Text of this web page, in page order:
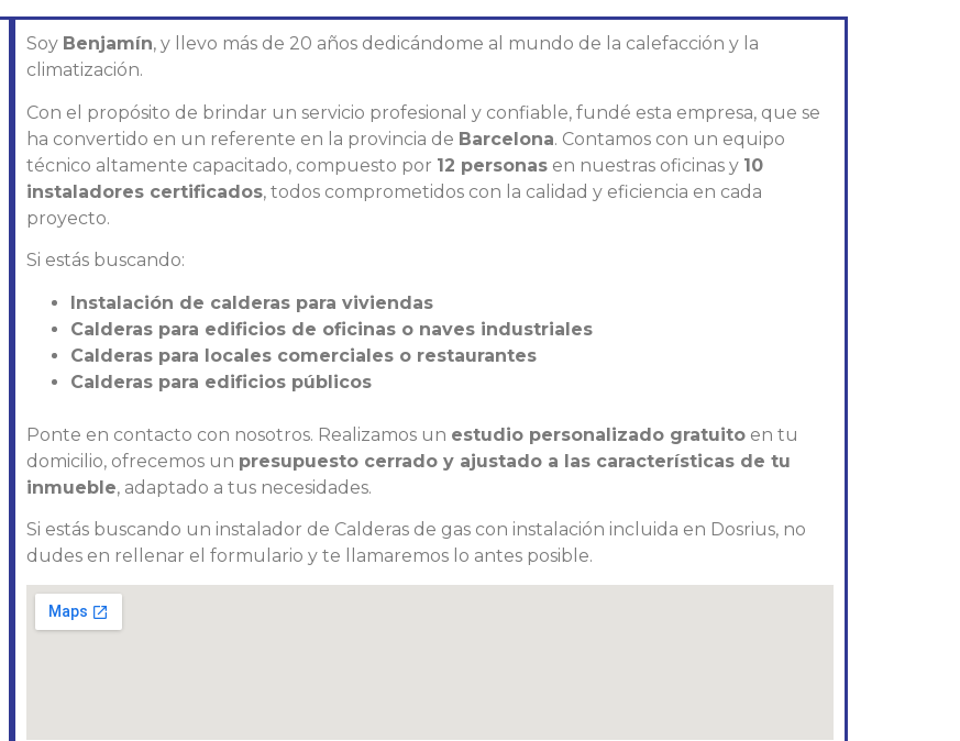
Soy Benjamín, y llevo más de 20 años dedicándome al mundo de la calefacción y la
climatización.
Con el propósito de brindar un servicio profesional y confiable, fundé esta empresa, que se
ha convertido en un referente en la provincia de Barcelona. Contamos con un equipo
técnico altamente capacitado, compuesto por 12 personasen nuestras oficinas y 10
instaladores certificados, todos comprometidos con la calidad y eficiencia en cada
proyecto.
Si estás buscando:
Instalación de calderas para viviendas
Calderas para edificios de oficinas o naves industriales
Calderas para locales comerciales o restaurantes
Calderas para edificios públicos
Ponte en contacto con nosotros. Realizamos un estudio personalizado gratuitoen tu
domicilio, ofrecemos un presupuesto cerrado y ajustado a las características de tu
inmueble, adaptado a tus necesidades.
Si estás buscando un instalador de Calderas de gas con instalación incluida en Dosrius, no
dudes en rellenar el formulario y te llamaremos lo antes posible.